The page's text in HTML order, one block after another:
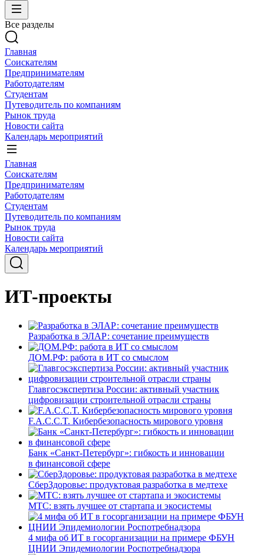
Все разделы
Главная
Соискателям
Предпринимателям
Работодателям
Студентам
Путеводитель по компаниям
Рынок труда
Новости сайта
Календарь мероприятий
Главная
Соискателям
Предпринимателям
Работодателям
Студентам
Путеводитель по компаниям
Рынок труда
Новости сайта
Календарь мероприятий
ИТ-проекты
Разработка в ЭЛАР: сочетание преимуществ
ДОМ.РФ: работа в ИТ со смыслом
Главгосэкспертиза России: активный участник
цифровизации строительной отрасли страны
F.A.C.C.T. Кибербезопасность мирового уровня
Банк «Санкт-Петербург»: гибкость и инновации
в финансовой сфере
СберЗдоровье: продуктовая разработка в медтехе
МТС: взять лучшее от стартапа и экосистемы
4 мифа об ИТ в госорганизации на примере ФБУН
ЦНИИ Эпидемиологии Роспотребнадзора